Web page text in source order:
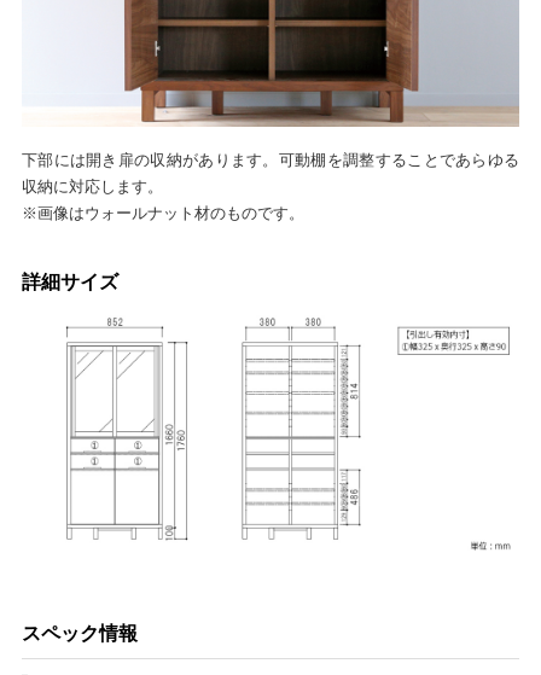
下部には開き扉の収納があります。可動棚を調整することであらゆる
収納に対応します。
※画像はウォールナット材のものです。
詳細サイズ
スペック情報